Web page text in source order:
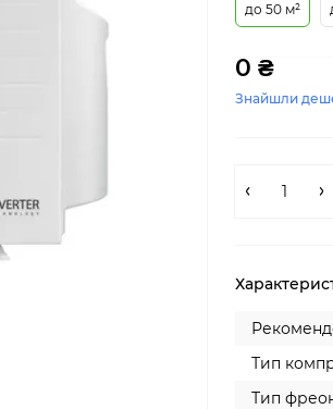
до 50 м²
0 ₴
Знайшли
Тип
Тип